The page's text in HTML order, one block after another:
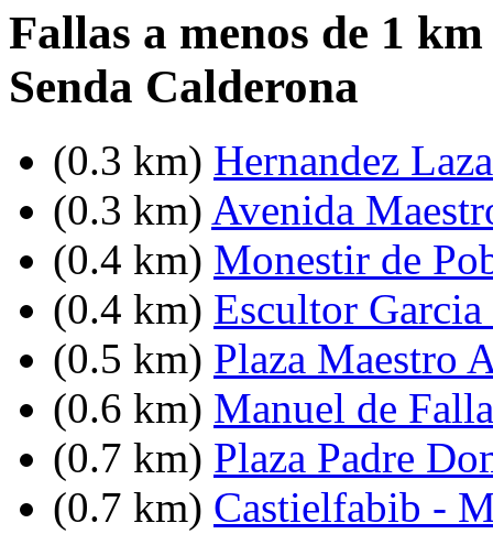
Fallas a menos de 1
Senda Calderona
(0.3 km) Hernandez
(0.3 km) Avenida
(0.4 km) Monestir de
(0.4 km) Escultor
(0.5 km) Plaza Maestro
(0.6 km) Manuel de
(0.7 km) Plaza Padre
(0.7 km) Castielfabib -